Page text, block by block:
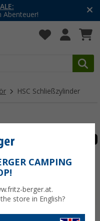
und Schuhe
20SSV
HSC Schließzylinder
CAMPING
berger.at.
store in English?